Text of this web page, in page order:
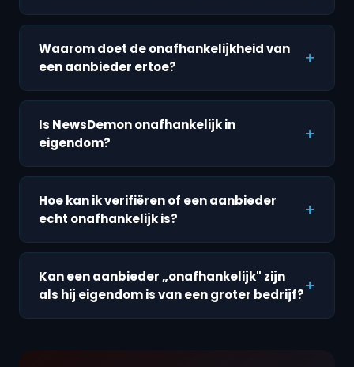
Waarom doet de onafhankelijkheid van
een aanbieder ertoe?
Is NewsDemon onafhankelijk in
eigendom?
Hoe kan ik verifiëren of een aanbieder
echt onafhankelijk is?
Kan een aanbieder „onafhankelijk" zijn
als hij eigendom is van een groter bedrijf?